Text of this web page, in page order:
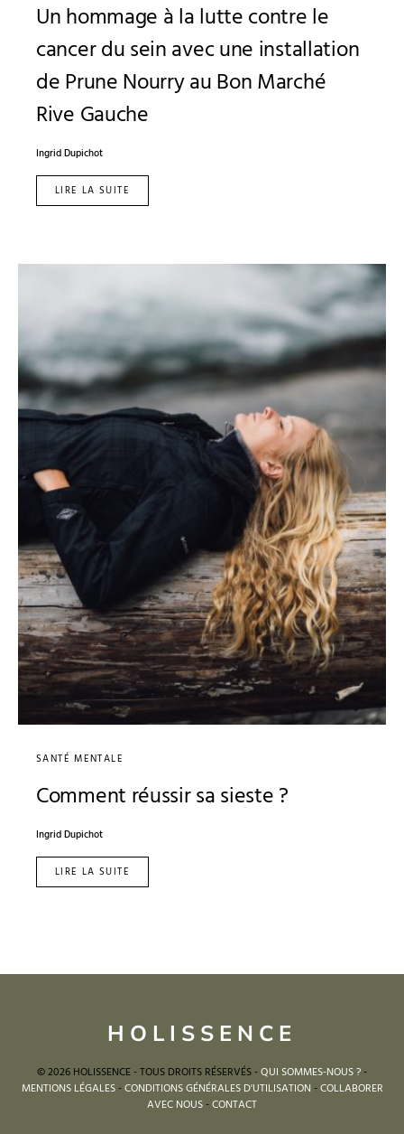
Un hommage à la lutte contre le
cancer du sein avec une installation
de Prune Nourry au Bon Marché
Rive Gauche
Ingrid Dupichot
LIRE LA SUITE
SANTÉ MENTALE
Comment réussir sa sieste ?
Ingrid Dupichot
LIRE LA SUITE
HOLISSENCE
© 2026 HOLISSENCE - TOUS DROITS RÉSERVÉS -QUI SOMMES-NOUS ?-
MENTIONS LÉGALES-CONDITIONS GÉNÉRALES D'UTILISATION-COLLABORER
AVEC NOUS-CONTACT